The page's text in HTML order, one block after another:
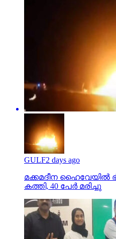
GULF2 days ago
മക്കമദീന ഹൈവേയില്‍
കത്തി, 40 പേര്‍ മരിച്ചു